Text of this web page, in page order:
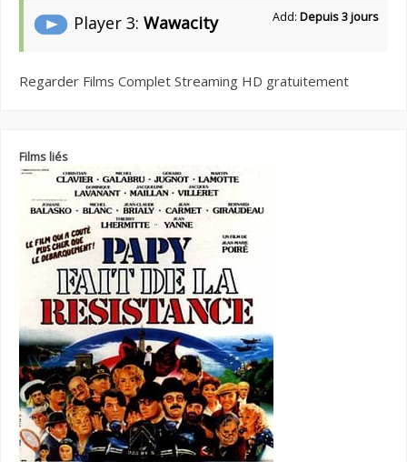
Player 3: Wawacity Add: Depuis 3 jours
Regarder Films Complet Streaming HD gratuitement
Films liés